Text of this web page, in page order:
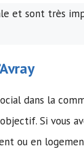
et sont très
dans la
Si vous
ou en